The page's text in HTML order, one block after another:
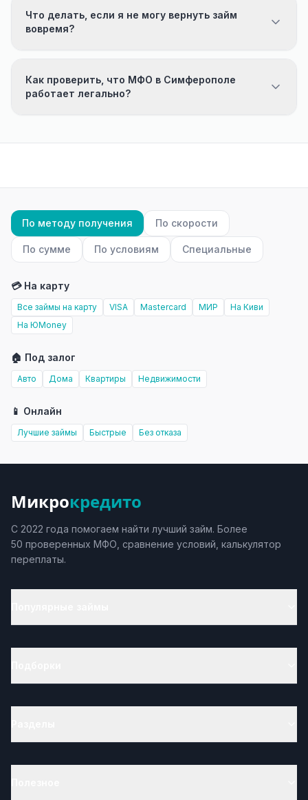
Что делать, если я не могу вернуть займ
вовремя?
Как проверить, что МФО в Симферополе
работает легально?
По методу получения По скорости
По сумме По условиям Специальные
💳 На карту
Все займы на карту VISA Mastercard МИР
На Киви
На ЮMoney
🏠 Под залог
Авто Дома Квартиры Недвижимости
📱 Онлайн
Лучшие займы Быстрые Без отказа
Микрокредито
С 2022 года помогаем найти лучший займ. Более
50 проверенных МФО, сравнение условий, калькулятор
переплаты.